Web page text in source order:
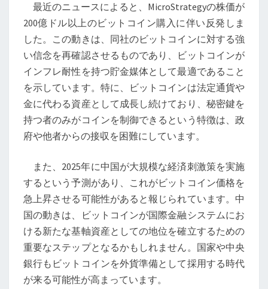
た
な
高
み
へ：
MICROSTRATEGY
の
動
き
中
国
の
影
響
最近のニュースによると、MicroStrategyの株価が
200億ドル以上のビットコイン購入に伴い反発しま
した。この動きは、同社のビットコインに対する強
い信念を再確認させるものであり、ビットコインが
インフレ耐性を持つ貯金媒体として最適であること
を示しています。特に、ビットコインは法定通貨や
金に代わる資産として成長し続けており、秘密鍵を
持つ者のみがコインを制御できるという特徴は、政
府や他者からの接収を困難にしています。
また、2025年に中国が大規模な経済刺激策を実施
するという予測があり、これがビットコイン価格を
急上昇させる可能性があると報じられています。中
国の動きは、ビットコインが国際金融システムにお
ける新たな基軸資産としての地位を確立するための
重要なステップとなるかもしれません。国家や中央
銀行もビットコインを外貨準備として採用する時代
が来る可能性が高まっています。